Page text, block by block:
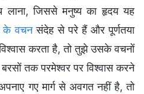
लाना, जिससे मनुष्य का हृदय यह
के वचनसंदेह से परे हैं और पूर्णतया
करता है, तो तुझे उसके वचनों
बरसों तक परमेश्वर पर विश्वास करने
गए मार्ग से अवगत नहीं है, तो